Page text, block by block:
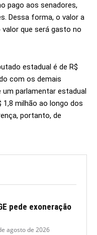
pago aos senadores,
Dessa forma, o valor a
que será gasto no
estadual é de R$
com os demais
parlamentar estadual
1,8 milhão ao longo dos
portanto, de
pede exoneração
agosto de 2026